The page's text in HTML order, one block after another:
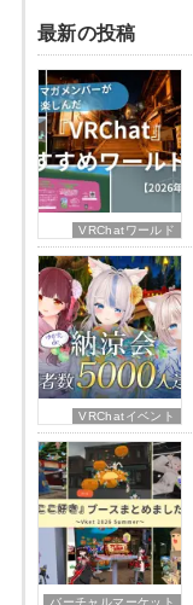
最新の投稿
VRChatワールド
VRChatイベント
バーチャルマーケット